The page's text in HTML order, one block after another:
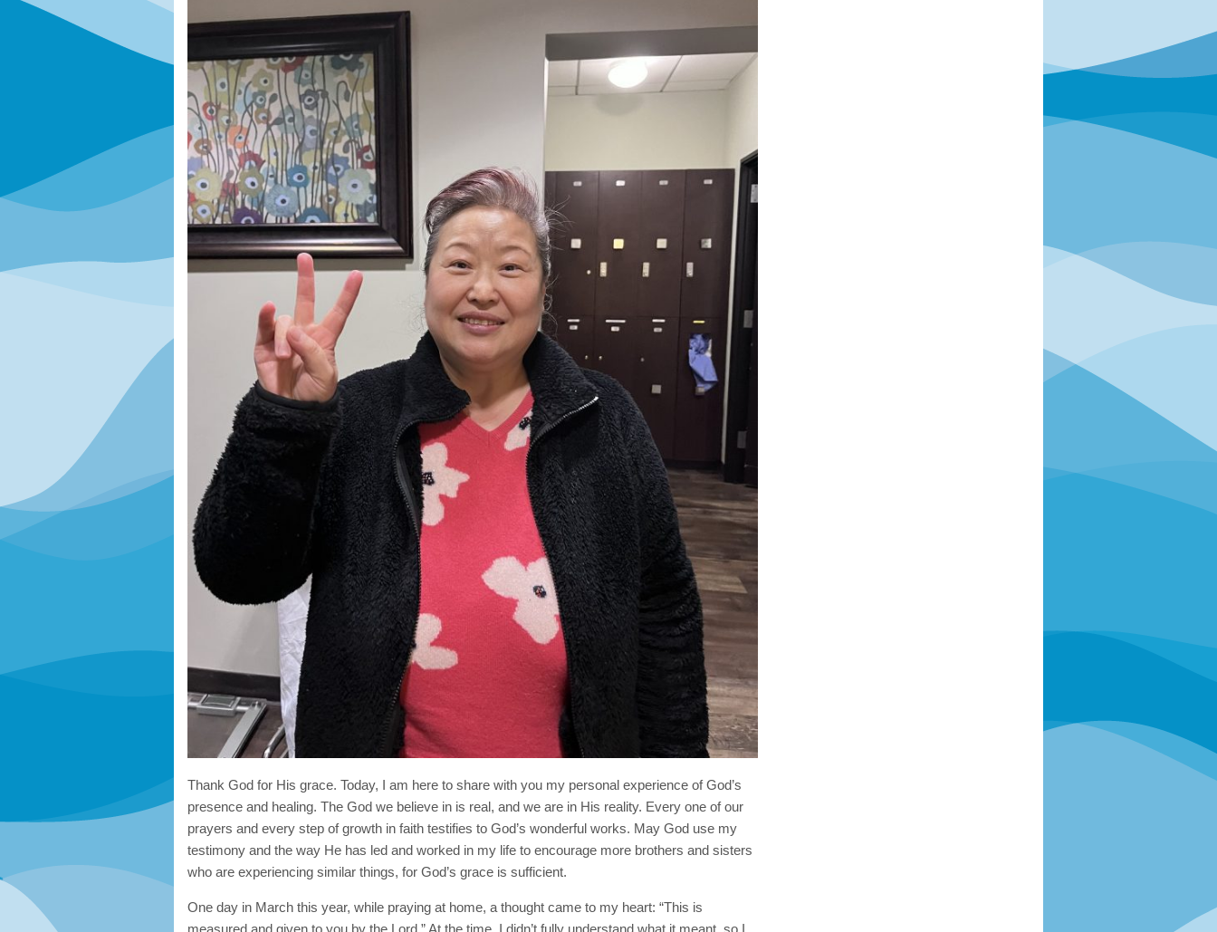
Thank God for His grace. Today, I am here to share with you my personal experience of God’s
presence and healing. The God we believe in is real, and we are in His reality. Every one of our
prayers and every step of growth in faith testifies to God’s wonderful works. May God use my
testimony and the way He has led and worked in my life to encourage more brothers and sisters
who are experiencing similar things, for God’s grace is sufficient.
One day in March this year, while praying at home, a thought came to my heart: “This is